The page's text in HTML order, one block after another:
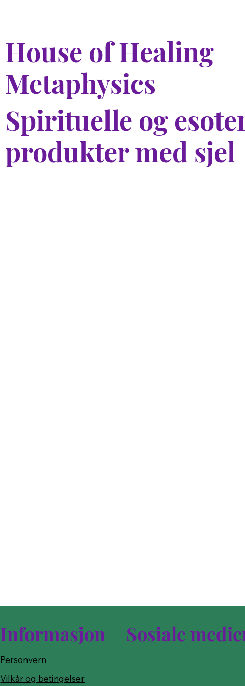
House of Healing
Metaphysics
Spirituelle og
produkter med sjel
Informasjon
Personvern
Vilkår og betingelser
Sosiale